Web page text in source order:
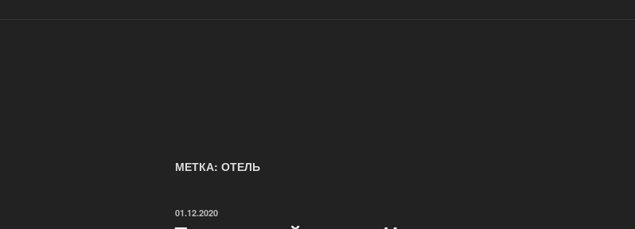
МЕТКА: ОТЕЛЬ
ОПУБЛИКОВАНО
01.12.2020